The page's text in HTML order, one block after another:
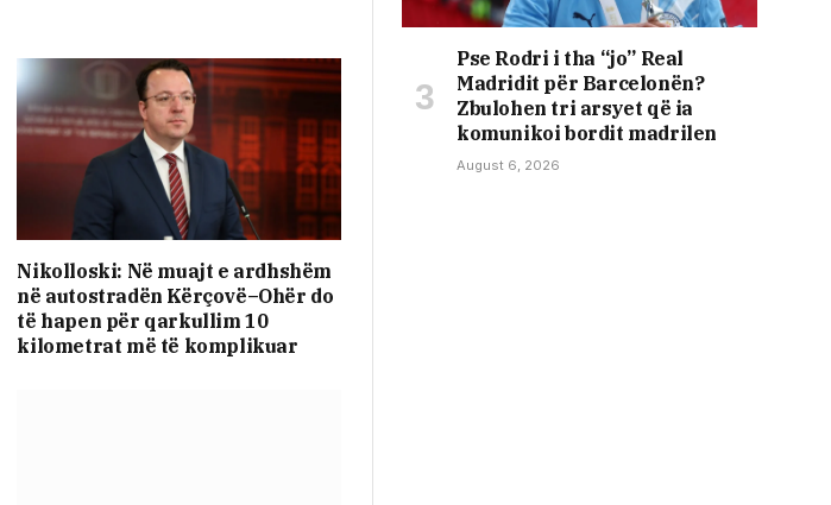
Nikolloski: Në muajt e ardhshëm
në autostradën Kërçovë–Ohër do
të hapen për qarkullim 10
kilometrat më të komplikuar
Pse Rodri i tha “jo” Real
Madridit për Barcelonën?
Zbulohen tri arsyet që ia
komunikoi bordit madrilen
August 6, 2026